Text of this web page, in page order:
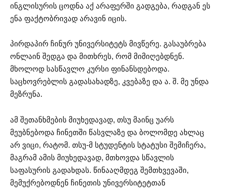
ინგლისურის ცოდნა აქ არაფერში გადგება, რადგან ეს
ენა ფაქტობრივად არავინ იცის.
პირდაპირ ჩინურ უნივერსიტეტს მივწერე. გასაუბრება
ონლაინ შედგა და მითხრეს, რომ მიმიღებდნენ.
მხოლოდ სასწავლო კურსი ფინანსდებოდა.
საცხოვრებლის გადასახადზე, კვებაზე და ა. შ. მე უნდა
მეზრუნა.
ამ შეთანხმების მიუხედავად, თსუ მაინც უარს
მეუბნებოდა ჩინეთში წასვლაზე და ბოლომდე ახლაც
არ ვიცი, რატომ. თსუ-მ სტუდენტის სტატუსი შემიჩერა,
მაგრამ ამის მიუხედავად, მთხოვდა სწავლის
საფასურის გადახდას. წინააღმდეგ შემთხვევაში,
მემუქრებოდნენ ჩინეთის უნივერსიტეტთან